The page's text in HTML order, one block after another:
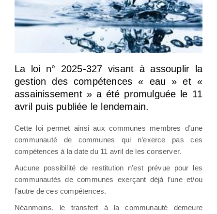
La loi n° 2025-327 visant à assouplir la
gestion des compétences « eau » et «
assainissement » a été promulguée le 11
avril puis publiée le lendemain.
Cette loi permet ainsi aux communes membres d’une
communauté de communes qui n’exerce pas ces
compétences à la date du 11 avril de les conserver.
Aucune possibilité de restitution n’est prévue pour les
communautés de communes exerçant déjà l’une et/ou
l’autre de ces compétences.
Néanmoins, le transfert à la communauté demeure